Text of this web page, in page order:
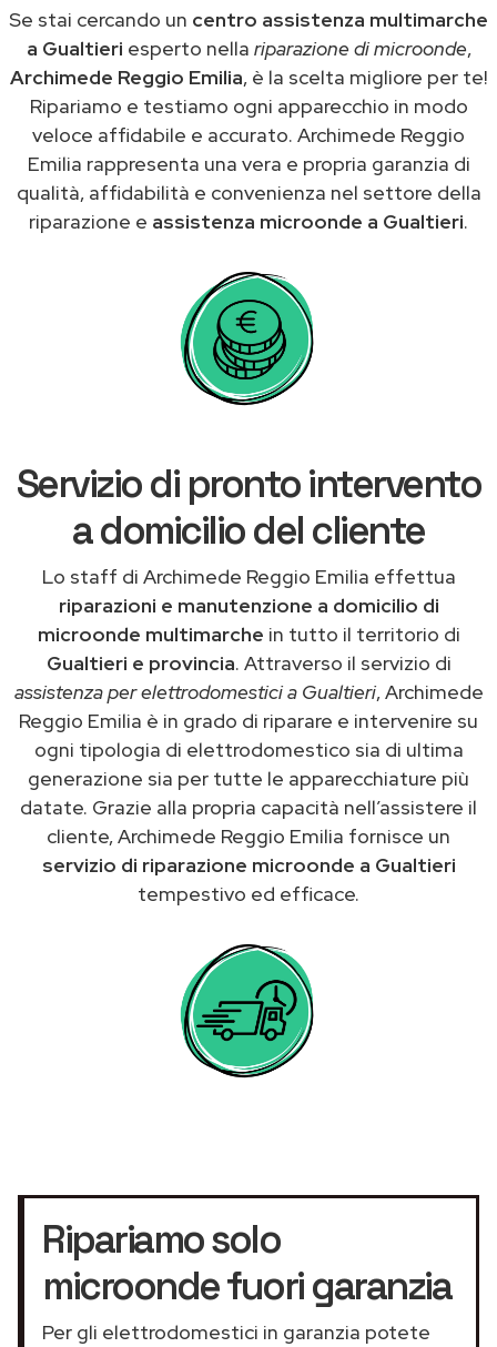
Se stai cercando un centro assistenza multimarche
a Gualtieri esperto nella riparazione di microonde,
Archimede Reggio Emilia, è la scelta migliore per te!
Ripariamo e testiamo ogni apparecchio in modo
veloce affidabile e accurato. Archimede Reggio
Emilia rappresenta una vera e propria garanzia di
qualità, affidabilità e convenienza nel settore della
riparazione e assistenza microonde a Gualtieri.
Servizio di pronto intervento
a domicilio del cliente
Lo staff di Archimede Reggio Emilia effettua
riparazioni e manutenzione a domicilio di
microonde multimarche in tutto il territorio di
Gualtieri e provincia. Attraverso il servizio di
assistenza per elettrodomestici a Gualtieri, Archimede
Reggio Emilia è in grado di riparare e intervenire su
ogni tipologia di elettrodomestico sia di ultima
generazione sia per tutte le apparecchiature più
datate. Grazie alla propria capacità nell’assistere il
cliente, Archimede Reggio Emilia fornisce un
servizio di riparazione microonde a Gualtieri
tempestivo ed efficace.
Ripariamo solo
microonde fuori garanzia
Per gli elettrodomestici in garanzia potete